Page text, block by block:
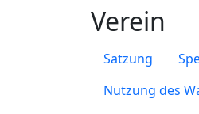
Verein
Satzung
Nutzung des